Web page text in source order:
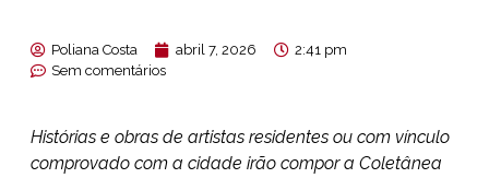
Poliana Costa abril 7, 2026
2:41 pm
Sem comentários
Histórias e obras de artistas residentes ou com vínculo
comprovado com a cidade irão compor a Coletânea